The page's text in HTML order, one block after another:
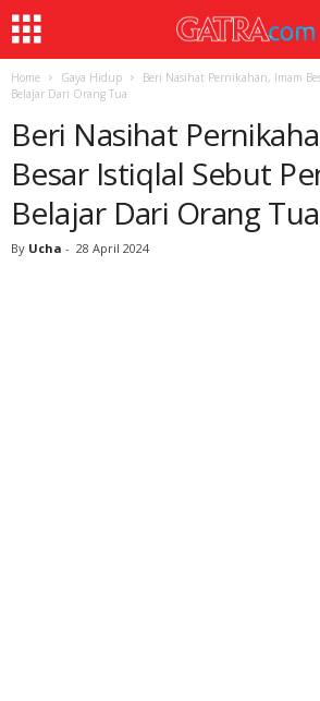
Home Gaya Hidup
Beri Nasihat Pernikahan, Imam
Belajar Dari Orang Tua
Beri Nasihat
Besar Istiqlal Sebut
Belajar Dari Orang Tua
By Ucha - 28 April 2024